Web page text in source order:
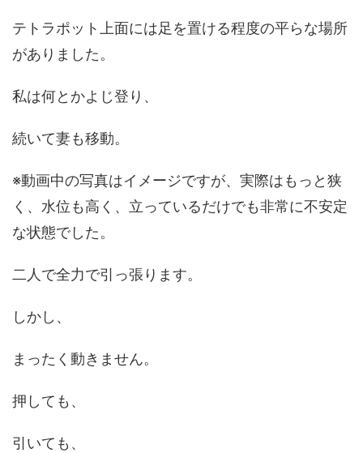
テトラポット上面には足を置ける程度の平らな場所
がありました。
私は何とかよじ登り、
続いて妻も移動。
※動画中の写真はイメージですが、実際はもっと狭
く、水位も高く、立っているだけでも非常に不安定
な状態でした。
二人で全力で引っ張ります。
しかし、
まったく動きません。
押しても、
引いても、